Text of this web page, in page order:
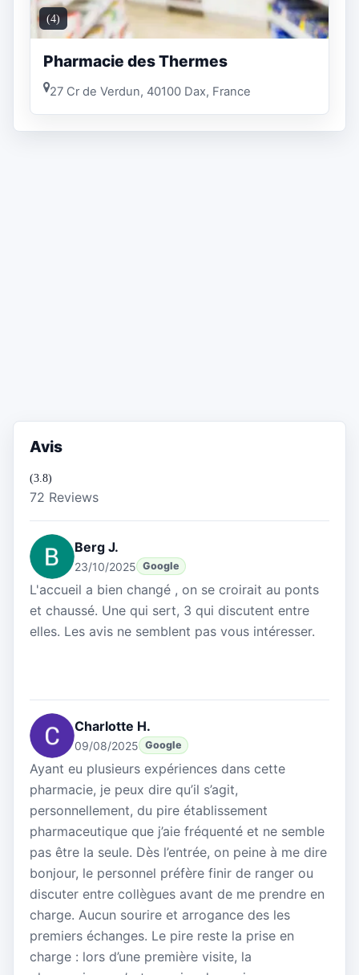
(4)
Pharmacie des Thermes
27 Cr de Verdun, 40100 Dax, France
Avis
(3.8)
72 Reviews
Berg J.
23/10/2025 Google
L'accueil a bien changé , on se croirait au ponts
et chaussé. Une qui sert, 3 qui discutent entre
elles. Les avis ne semblent pas vous intéresser.
Charlotte H.
09/08/2025 Google
Ayant eu plusieurs expériences dans cette
pharmacie, je peux dire qu’il s’agit,
personnellement, du pire établissement
pharmaceutique que j’aie fréquenté et ne semble
pas être la seule. Dès l’entrée, on peine à me dire
bonjour, le personnel préfère finir de ranger ou
discuter entre collègues avant de me prendre en
charge. Aucun sourire et arrogance des les
premiers échanges. Le pire reste la prise en
charge : lors d’une première visite, la